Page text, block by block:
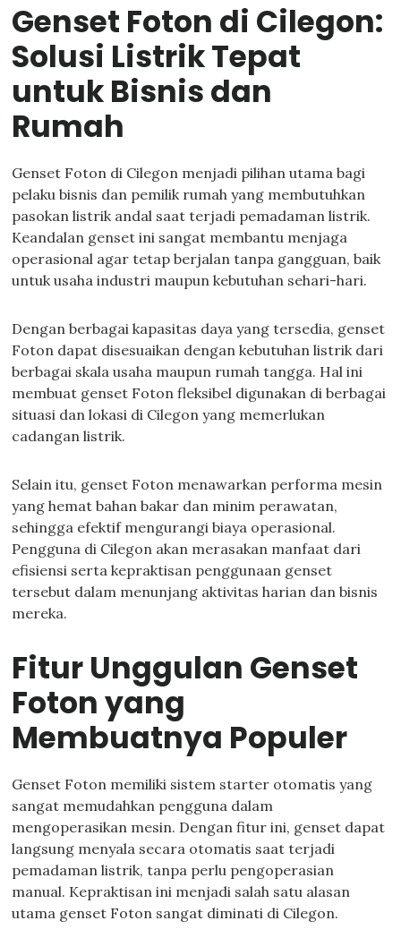
Genset Foton di Cilegon:
Solusi Listrik Tepat
untuk Bisnis dan
Rumah
Genset Foton di Cilegon menjadi pilihan utama bagi
pelaku bisnis dan pemilik rumah yang membutuhkan
pasokan listrik andal saat terjadi pemadaman listrik.
Keandalan genset ini sangat membantu menjaga
operasional agar tetap berjalan tanpa gangguan, baik
untuk usaha industri maupun kebutuhan sehari-hari.
Dengan berbagai kapasitas daya yang tersedia, genset
Foton dapat disesuaikan dengan kebutuhan listrik dari
berbagai skala usaha maupun rumah tangga. Hal ini
membuat genset Foton fleksibel digunakan di berbagai
situasi dan lokasi di Cilegon yang memerlukan
cadangan listrik.
Selain itu, genset Foton menawarkan performa mesin
yang hemat bahan bakar dan minim perawatan,
sehingga efektif mengurangi biaya operasional.
Pengguna di Cilegon akan merasakan manfaat dari
efisiensi serta kepraktisan penggunaan genset
tersebut dalam menunjang aktivitas harian dan bisnis
mereka.
Fitur Unggulan Genset
Foton yang
Membuatnya Populer
Genset Foton memiliki sistem starter otomatis yang
sangat memudahkan pengguna dalam
mengoperasikan mesin. Dengan fitur ini, genset dapat
langsung menyala secara otomatis saat terjadi
pemadaman listrik, tanpa perlu pengoperasian
manual. Kepraktisan ini menjadi salah satu alasan
utama genset Foton sangat diminati di Cilegon.